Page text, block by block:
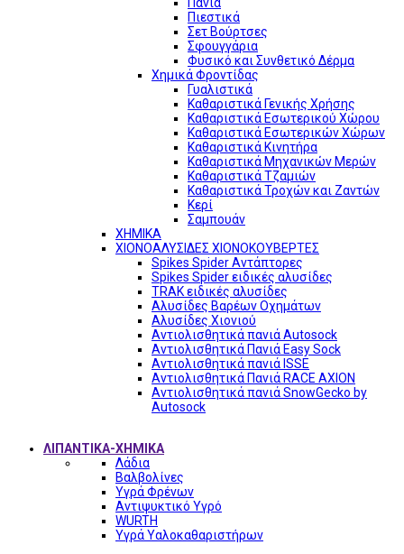
Πιεστικά
Σετ Βούρτσες
Σφουγγάρια
Φυσικό και Συνθετικό Δέρμα
Χημικά Φροντίδας
Γυαλιστικά
Καθαριστικά Γενικής Χρήσης
Καθαριστικά Εσωτερικού Χώρου
Καθαριστικά Εσωτερικών Χώρων
Καθαριστικά Κινητήρα
Καθαριστικά Μηχανικών Μερών
Καθαριστικά Τζαμιών
Καθαριστικά Τροχών και Ζαντών
Κερί
Σαμπουάν
ΧΗΜΙΚΑ
ΧΙΟΝΟΑΛΥΣΙΔΕΣ ΧΙΟΝΟΚΟΥΒΕΡΤΕΣ
Spikes Spider Αντάπτορες
Spikes Spider ειδικές αλυσίδες
TRAK ειδικές αλυσίδες
Αλυσίδες Βαρέων Οχημάτων
Αλυσίδες Χιονιού
Αντιολισθητικά πανιά Autosock
Αντιολισθητικά Πανιά Easy Sock
Αντιολισθητικά πανιά ISSE
Αντιολισθητικά Πανιά RACE AXION
Αντιολισθητικά πανιά SnowGecko by
Autosock
ΛΙΠΑΝΤΙΚΑ-ΧΗΜΙΚΑ
Λάδια
Βαλβολίνες
Υγρά Φρένων
Αντιψυκτικό Υγρό
WURTH
Υγρά Υαλοκαθαριστήρων